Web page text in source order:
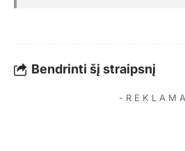
Bendrinti šį straipsnį
- R E K L A M